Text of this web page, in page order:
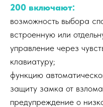
200 включают:
возможность выбора
встроенную или
управление через
клавиатуру;
функцию
защиту замка от
предупреждение о